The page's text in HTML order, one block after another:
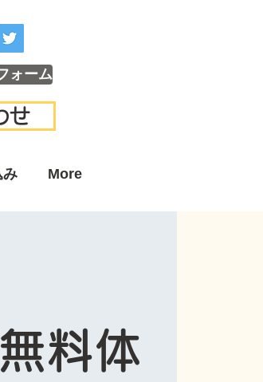
ォーム
せ
み More
料体